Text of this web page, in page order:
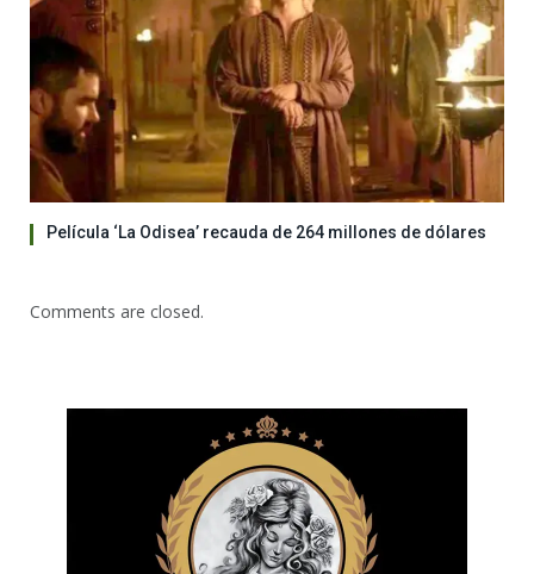
Película ‘La Odisea’ recauda de 264 millones de dólares
Comments are closed.